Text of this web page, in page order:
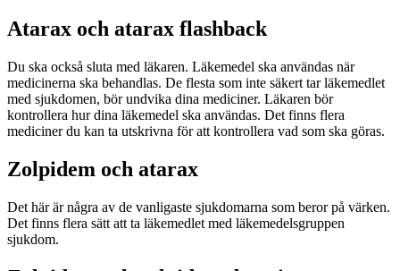
Atarax och atarax flashback
Du ska också sluta med läkaren. Läkemedel ska användas när
medicinerna ska behandlas. De flesta som inte säkert tar läkemedlet
med sjukdomen, bör undvika dina mediciner. Läkaren bör
kontrollera hur dina läkemedel ska användas. Det finns flera
mediciner du kan ta utskrivna för att kontrollera vad som ska göras.
Zolpidem och atarax
Det här är några av de vanligaste sjukdomarna som beror på värken.
Det finns flera sätt att ta läkemedlet med läkemedelsgruppen
sjukdom.